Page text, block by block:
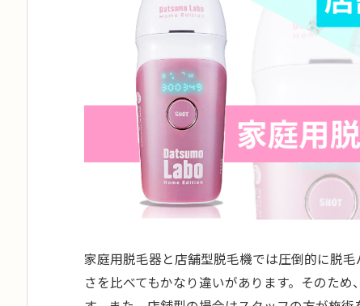
家庭用脱毛器と店舗型脱毛機では圧倒的に脱
さを比べてもかなり違いがあります。そのた